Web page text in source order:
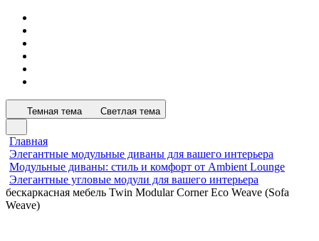
Темная тема Светлая тема
Главная
Элегантные модульные диваны для вашего интерьера
Модульные диваны: стиль и комфорт от Ambient Lounge
Элегантные угловые модули для вашего интерьера
бескаркасная мебель Twin Modular Corner Eco Weave (Sofa
Weave)